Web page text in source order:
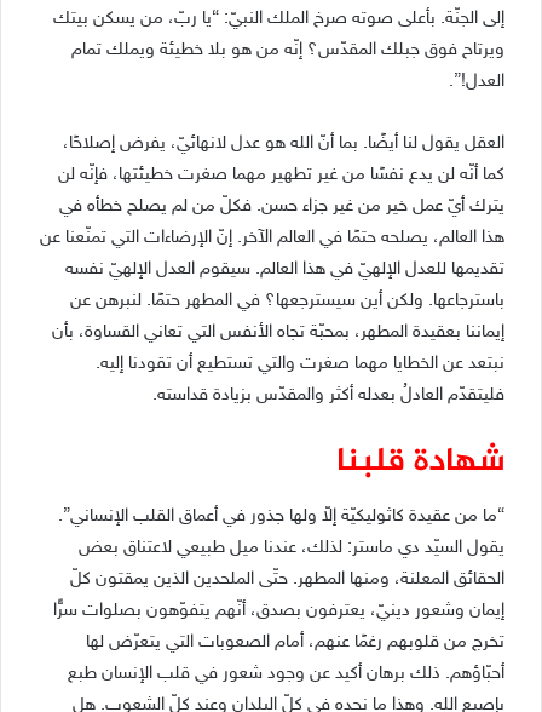
إلى الجنّة. بأعلى صوته صرخ الملك النبيّ: “يا ربّ، من يسكن بيتك
ويرتاح فوق جبلك المقدّس؟ إنّه من هو بلا خطيئة ويملك تمام
العدل!”.
العقل يقول لنا أيضًا. بما أنّ الله هو عدل لانهائيّ، يفرض إصلاحًا،
كما أنّه لن يدع نفسًا من غير تطهير مهما صغرت خطيئتها، فإنّه لن
يترك أيّ عمل خير من غير جزاء حسن. فكلّ من لم يصلح خطأه في
هذا العالم، يصلحه حتمًا في العالم الآخر. إنّ الإرضاءات التي تمنّعنا عن
تقديمها للعدل الإلهيّ في هذا العالم. سيقوم العدل الإلهيّ نفسه
باسترجاعها. ولكن أين سيسترجعها؟ في المطهر حتمًا. لنبرهن عن
إيماننا بعقيدة المطهر، بمحبّة تجاه الأنفس التي تعاني القساوة، بأن
نبتعد عن الخطايا مهما صغرت والتي تستطيع أن تقودنا إليه.
فليتقدّم العادلُ بعدله أكثر والمقدّس بزيادة قداسته.
شهادة قلبنا
“ما من عقيدة كاثوليكيّة إلاّ ولها جذور في أعماق القلب الإنساني”.
يقول السيّد دي ماستر: لذلك، عندنا ميل طبيعي لاعتناق بعض
الحقائق المعلنة، ومنها المطهر. حتّى الملحدين الذين يمقتون كلّ
إيمان وشعور دينيّ، يعترفون بصدق، أنّهم يتفوّهون بصلوات سرًّا
تخرج من قلوبهم رغمًا عنهم، أمام الصعوبات التي يتعرّض لها
أحبّاؤهم. ذلك برهان أكيد عن وجود شعور في قلب الإنسان طبع
بإصبع الله. وهذا ما نجده في كلّ البلدان وعند كلّ الشعوب. هل